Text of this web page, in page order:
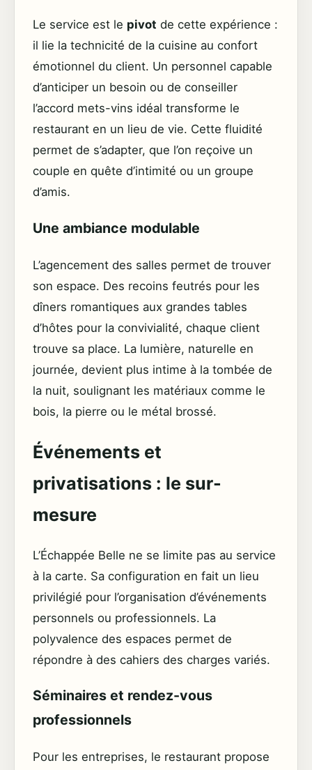
Le service est le pivot de cette expérience :
il lie la technicité de la cuisine au confort
émotionnel du client. Un personnel capable
d’anticiper un besoin ou de conseiller
l’accord mets-vins idéal transforme le
restaurant en un lieu de vie. Cette fluidité
permet de s’adapter, que l’on reçoive un
couple en quête d’intimité ou un groupe
d’amis.
Une ambiance modulable
L’agencement des salles permet de trouver
son espace. Des recoins feutrés pour les
dîners romantiques aux grandes tables
d’hôtes pour la convivialité, chaque client
trouve sa place. La lumière, naturelle en
journée, devient plus intime à la tombée de
la nuit, soulignant les matériaux comme le
bois, la pierre ou le métal brossé.
Événements et
privatisations : le sur-
mesure
L’Échappée Belle ne se limite pas au service
à la carte. Sa configuration en fait un lieu
privilégié pour l’organisation d’événements
personnels ou professionnels. La
polyvalence des espaces permet de
répondre à des cahiers des charges variés.
Séminaires et rendez-vous
professionnels
Pour les entreprises, le restaurant propose